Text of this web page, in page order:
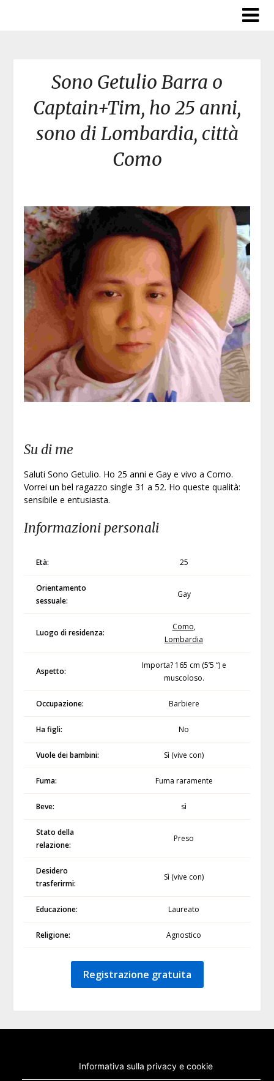
Sono Getulio Barra o
Captain+Tim, ho 25 anni,
sono di Lombardia, città
Como
Su di me
Saluti Sono Getulio. Ho 25 anni e Gay e vivo a Como.
Vorrei un bel ragazzo single 31 a 52. Ho queste qualità:
sensibile e entusiasta.
Informazioni personali
Età: 25
Orientamento
sessuale:
Gay
Luogo di residenza:
Como,
Lombardia
Aspetto:
Importa? 165 cm (5’5 “) e
muscoloso.
Occupazione: Barbiere
Ha figli: No
Vuole dei bambini: Sì (vive con)
Fuma: Fuma raramente
Beve: sì
Stato della
relazione:
Preso
Desidero
trasferirmi:
Sì (vive con)
Educazione: Laureato
Religione: Agnostico
Registrazione gratuita
Informativa sulla privacy e cookie